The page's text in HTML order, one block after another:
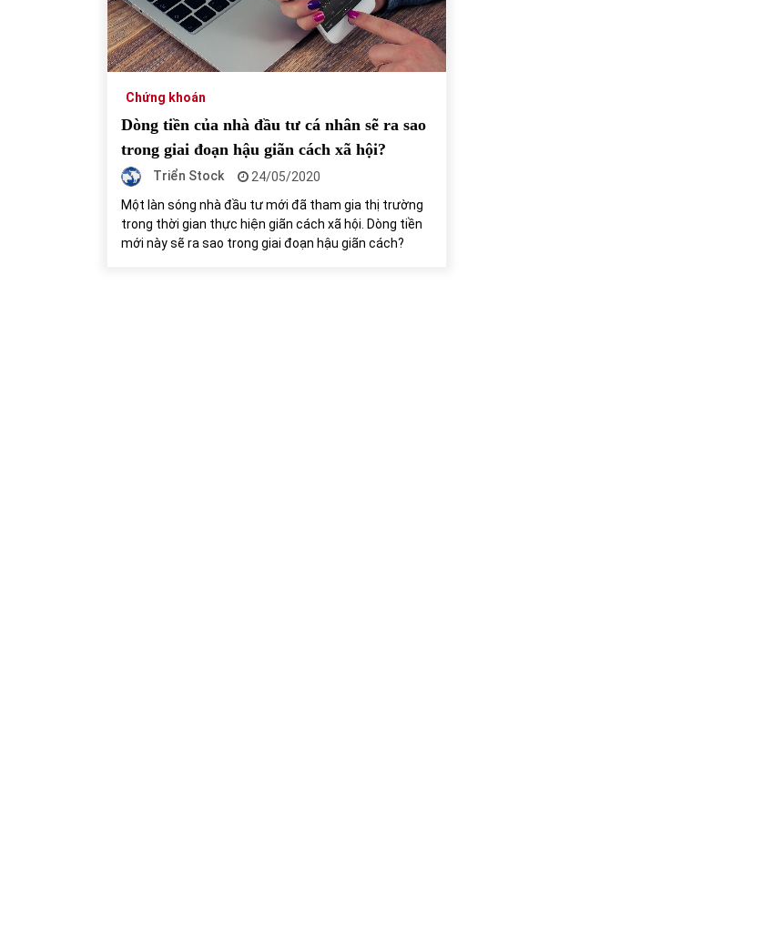
31/05/2022
Phân tích giá tiền điện tử sau ngày thị
Chứng khoán
Dòng tiền của nhà đầu tư cá nhân sẽ ra sao
trong giai đoạn hậu giãn cách xã hội?
Triển Stock
24/05/2020
Một làn sóng nhà đầu tư mới đã tham gia thị trường
trong thời gian thực hiện giãn cách xã hội. Dòng tiền
mới này sẽ ra sao trong giai đoạn hậu giãn cách?